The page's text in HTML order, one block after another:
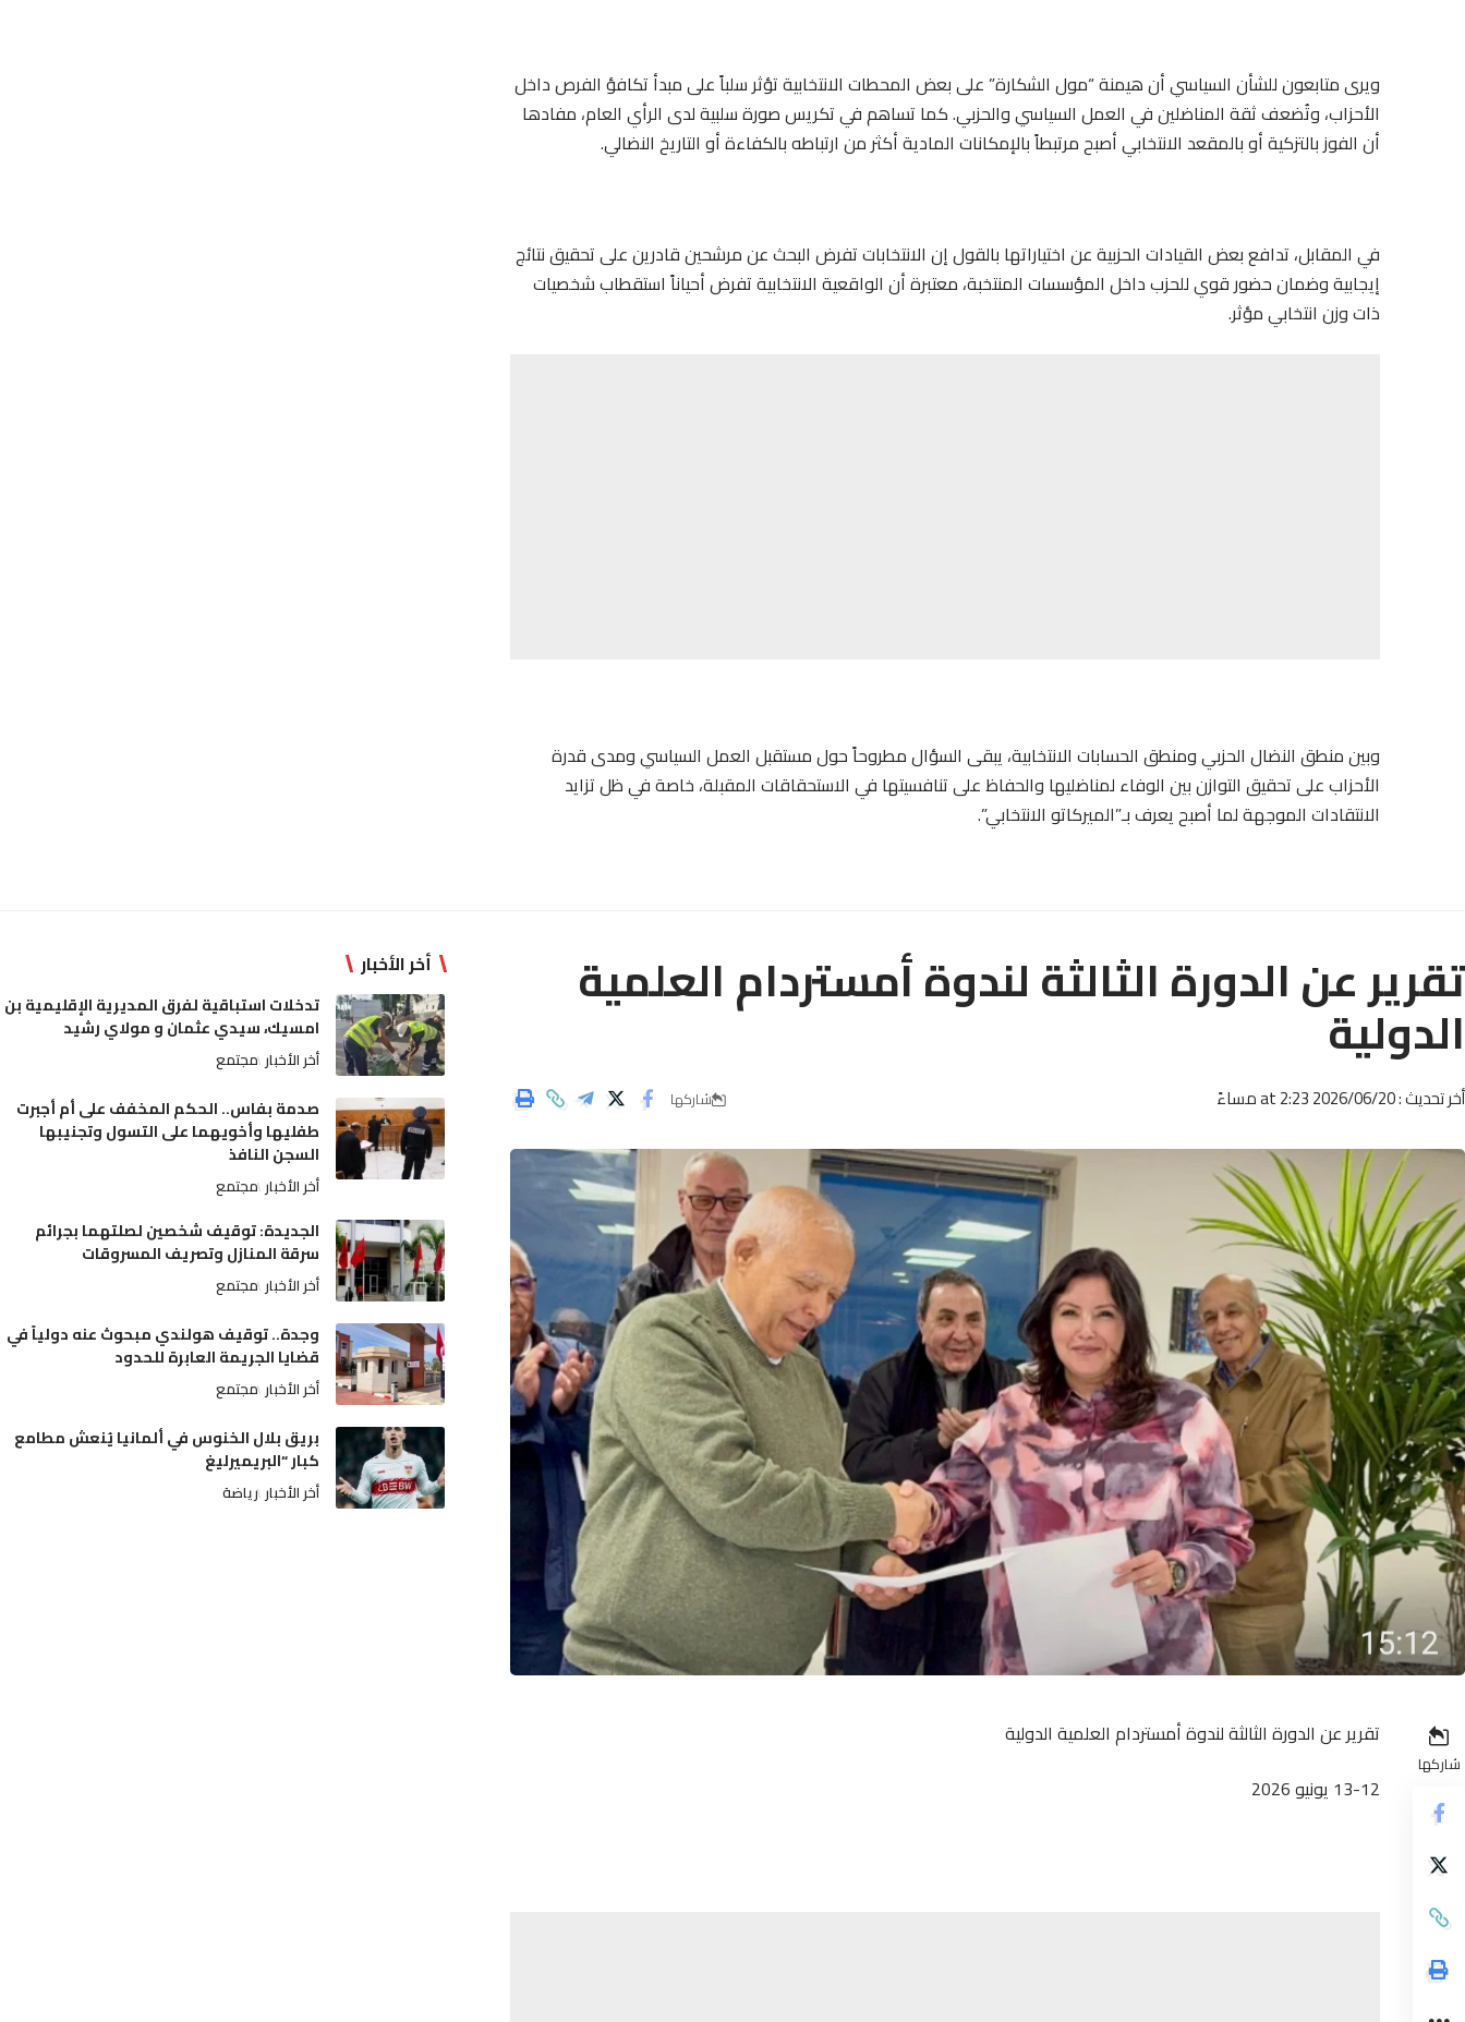
ويرى متابعون للشأن السياسي أن هيمنة “مول الشكارة” على بعض المحطات الانتخابية تؤثر سلباً على مبدأ تكافؤ الفرص داخل
الأحزاب، وتُضعف ثقة المناضلين في العمل السياسي والحزبي. كما تساهم في تكريس صورة سلبية لدى الرأي العام، مفادها
أن الفوز بالتزكية أو بالمقعد الانتخابي أصبح مرتبطاً بالإمكانات المادية أكثر من ارتباطه بالكفاءة أو التاريخ النضالي.
في المقابل، تدافع بعض القيادات الحزبية عن اختياراتها بالقول إن الانتخابات تفرض البحث عن مرشحين قادرين على تحقيق نتائج
إيجابية وضمان حضور قوي للحزب داخل المؤسسات المنتخبة، معتبرة أن الواقعية الانتخابية تفرض أحياناً استقطاب شخصيات
ذات وزن انتخابي مؤثر.
وبين منطق النضال الحزبي ومنطق الحسابات الانتخابية، يبقى السؤال مطروحاً حول مستقبل العمل السياسي ومدى قدرة
الأحزاب على تحقيق التوازن بين الوفاء لمناضليها والحفاظ على تنافسيتها في الاستحقاقات المقبلة، خاصة في ظل تزايد
الانتقادات الموجهة لما أصبح يعرف بـ”الميركاتو الانتخابي”.
تقرير عن الدورة الثالثة لندوة أمستردام العلمية
الدولية
أخر تحديث : 2026/06/20 at 2:23 مساءً شاركها
شاركها
تقرير عن الدورة الثالثة لندوة أمستردام العلمية الدولية
13-12 يونيو 2026
أخر الأخبار
تدخلات استباقية لفرق المديرية الإقليمية بن
امسيك، سيدي عثمان و مولاي رشيد
أخر الأخبار مجتمع
صدمة بفاس.. الحكم المخفف على أم أجبرت
طفليها وأخويهما على التسول وتجنيبها
السجن النافذ
أخر الأخبار مجتمع
الجديدة: توقيف شخصين لصلتهما بجرائم
سرقة المنازل وتصريف المسروقات
أخر الأخبار مجتمع
وجدة.. توقيف هولندي مبحوث عنه دولياً في
قضايا الجريمة العابرة للحدود
أخر الأخبار مجتمع
بريق بلال الخنوس في ألمانيا يُنعش مطامع
كبار “البريميرليغ
أخر الأخبار رياضة